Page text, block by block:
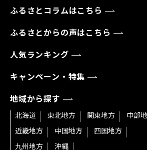
ふるさとコラムはこちら
ふるさとからの声はこちら
人気ランキング
キャンペーン・特集
地域から探す
北海道 東北地方 関東地方
中部
近畿地方
中国地方
四国地方
九州地方
沖縄